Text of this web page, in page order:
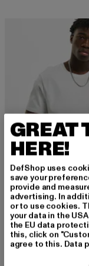
ALPHA
RBF Back Stripe
42,74 EUR
Derzeitiger Preis:
GREAT
HERE!
DefShop uses
save your
provide and
advertising. In
or to use cookies.
your data in the
the EU data
this, click on
agree to this. Data